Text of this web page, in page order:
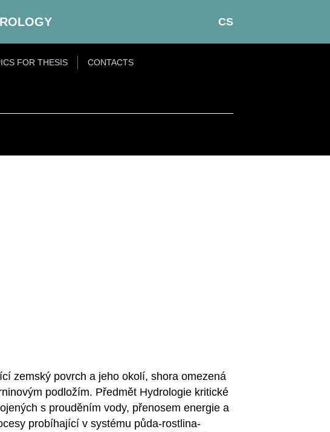
CS
FOR THESIS CONTACTS
zemský povrch a jeho okolí, shora omezená
podložím. Předmět Hydrologie kritické
s prouděním vody, přenosem energie a
probíhající v systému půda-rostlina-